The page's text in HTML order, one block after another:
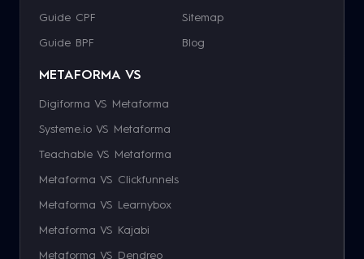
Guide CPF
Guide BPF
Sitemap
Blog
METAFORMA VS
Digiforma VS Metaforma
Systeme.io VS Metaforma
Teachable VS Metaforma
Metaforma VS Clickfunnels
Metaforma VS Learnybox
Metaforma VS Kajabi
Metaforma VS Dendreo